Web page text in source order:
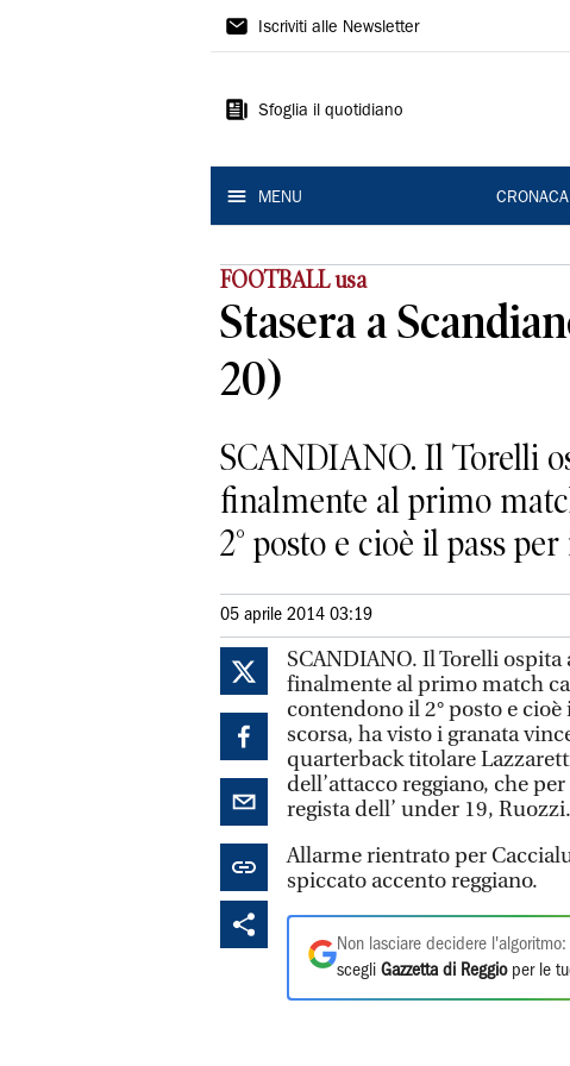
Gazzetta
Reggio
Iscriviti alle Newsletter
Sfoglia il quotidiano
MENU CRONACA
FOOTBALL usa
Stasera a
20)
SCANDIANO. Il Torelli
finalmente al primo
2° posto e cioè il pass per
05 aprile 2014 03:19
SCANDIANO. Il Torelli
finalmente al primo match
contendono il 2° posto e
scorsa, ha visto i granata
quarterback titolare
dell’attacco reggiano, che
regista dell’ under 19, Ruozzi.
Allarme rientrato per
spiccato accento reggiano.
Non lasciare decidere l'algoritmo:
scegli Gazzetta di Reggioper le